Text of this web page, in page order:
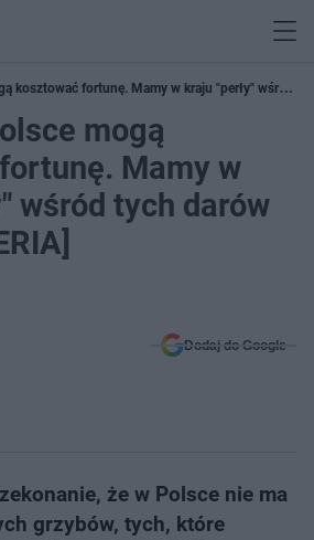
kosztować fortunę. Mamy w kraju "perły" wśród
mogą
Mamy w
wśród tych darów
Dodaj do Google
że w Polsce nie ma
grzybów, tych, które